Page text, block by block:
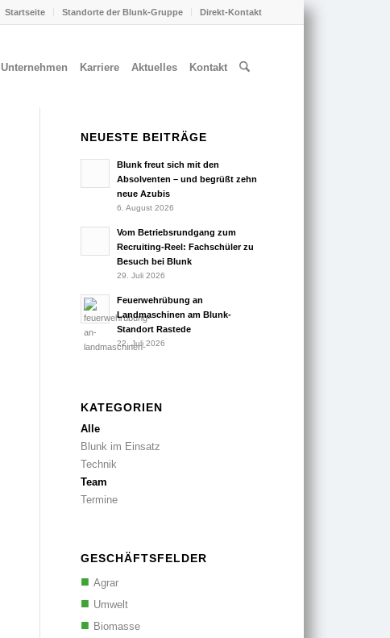
Startseite Standorte der Blunk-Gruppe Direkt-Kontakt
Unternehmen Karriere Aktuelles Kontakt
NEUESTE BEITRÄGE
Blunk freut sich mit den
Absolventen – und begrüßt zehn
neue Azubis
6. August 2026
Vom Betriebsrundgang zum
Recruiting-Reel: Fachschüler zu
Besuch bei Blunk
29. Juli 2026
Feuerwehrübung an
Landmaschinen am Blunk-
Standort Rastede
22. Juli 2026
KATEGORIEN
Alle
Blunk im Einsatz
Technik
Team
Termine
GESCHÄFTSFELDER
Agrar
Umwelt
Biomasse